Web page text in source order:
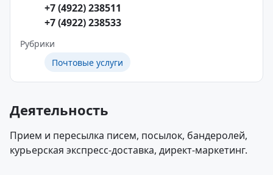
+7 (4922) 238511
+7 (4922) 238533
Рубрики
Почтовые услуги
Деятельность
Прием и пересылка писем, посылок, бандеролей,
курьерская экспресс-доставка, директ-маркетинг.